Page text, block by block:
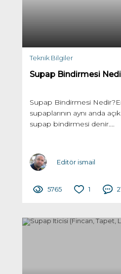
Teknik Bilgiler
Supap Bindirmesi
Supap Bindirmesi
supaplarının aynı anda
supap bindirmesi denir....
Editör ismail
5765 1